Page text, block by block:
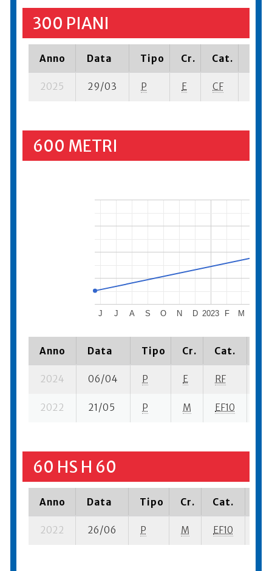
300 PIANI
Anno Data Tipo Cr. Cat.
2025 29/03 P E CF
600 METRI
2023
J J A S O N D F M
Anno Data Tipo Cr. Cat.
2024 06/04 P E RF
2022 21/05 P M EF10
60 HS H 60
Anno Data Tipo Cr. Cat.
2022 26/06 P M EF10